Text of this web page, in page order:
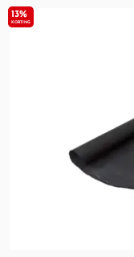
13%
KORTING